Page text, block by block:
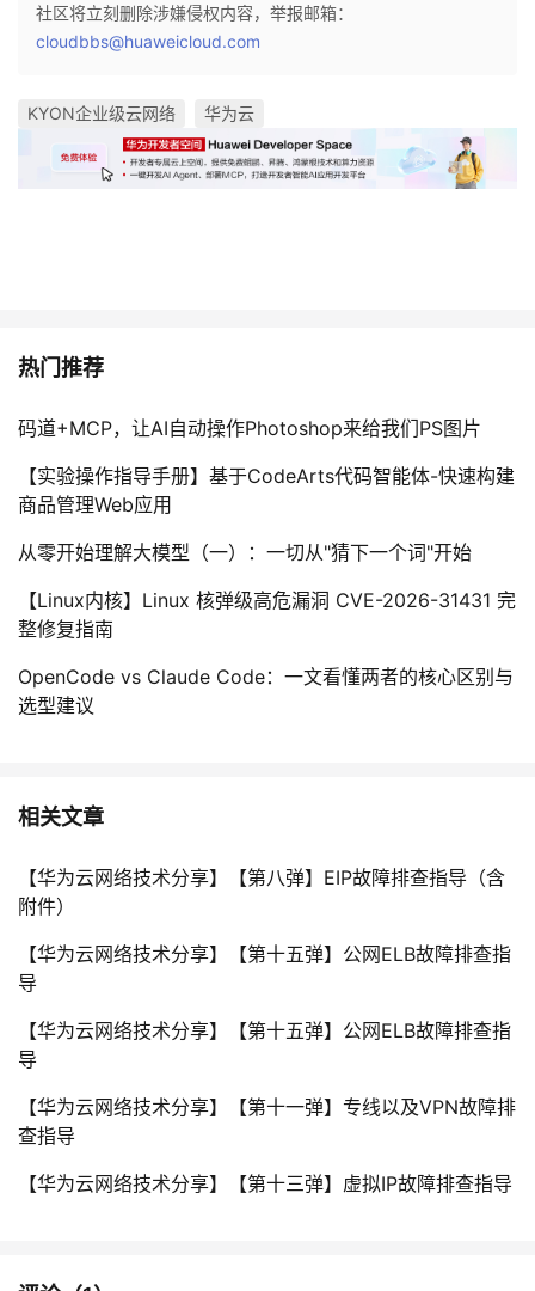
社区将立刻删除涉嫌侵权内容，举报邮箱：
cloudbbs@huaweicloud.com
KYON企业级云网络 华为云
热门推荐
码道+MCP，让AI自动操作Photoshop来给我们PS图片
【实验操作指导手册】基于CodeArts代码智能体-快速构建
商品管理Web应用
从零开始理解大模型（一）：一切从"猜下一个词"开始
【Linux内核】Linux 核弹级高危漏洞 CVE-2026-31431 完
整修复指南
OpenCode vs Claude Code：一文看懂两者的核心区别与
选型建议
相关文章
【华为云网络技术分享】【第八弹】EIP故障排查指导（含
附件）
【华为云网络技术分享】【第十五弹】公网ELB故障排查指
导
【华为云网络技术分享】【第十五弹】公网ELB故障排查指
导
【华为云网络技术分享】【第十一弹】专线以及VPN故障排
查指导
【华为云网络技术分享】【第十三弹】虚拟IP故障排查指导